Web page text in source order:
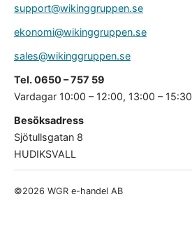
support@wikinggruppen.se
ekonomi@wikinggruppen.se
sales@wikinggruppen.se
Tel. 0650 – 757 59
Vardagar 10:00 – 12:00, 13:00 – 15:30
Besöksadress
Sjötullsgatan 8
HUDIKSVALL
©2026 WGR e-handel AB